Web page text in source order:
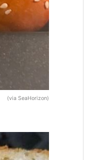
(via SeaHorizon)